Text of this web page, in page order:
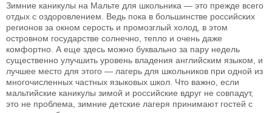
Зимние каникулы на Мальте для школьника — это прежде всего
отдых с оздоровлением. Ведь пока в большинстве российских
регионов за окном серость и промозглый холод, в этом
островном государстве солнечно, тепло и очень даже
комфортно. А еще здесь можно буквально за пару недель
существенно улучшить уровень владения английским языком, и
лучшее место для этого — лагерь для школьников при одной из
многочисленных частных языковых школ. Что важно, если
мальтийские каникулы зимой и российские вдруг не совпадут,
это не проблема, зимние детские лагеря принимают гостей с